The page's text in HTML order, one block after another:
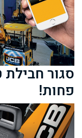
סגור
פחות!